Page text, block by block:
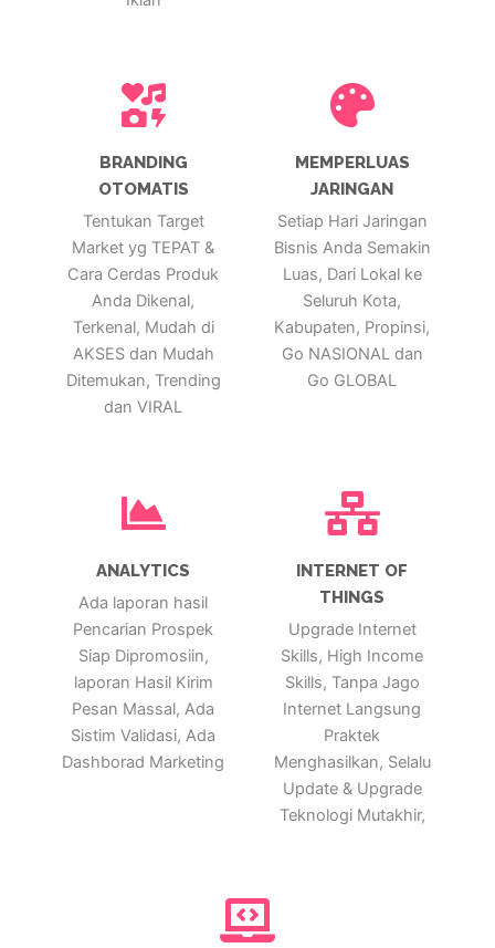
BRANDING
OTOMATIS
Tentukan Target
Market yg TEPAT &
Cara Cerdas Produk
Anda Dikenal,
Terkenal, Mudah di
AKSES dan Mudah
Ditemukan, Trending
dan VIRAL
MEMPERLUAS
JARINGAN
Setiap Hari Jaringan
Bisnis Anda Semakin
Luas, Dari Lokal ke
Seluruh Kota,
Kabupaten, Propinsi,
Go NASIONAL dan
Go GLOBAL
ANALYTICS
Ada laporan hasil
Pencarian Prospek
Siap Dipromosiin,
laporan Hasil Kirim
Pesan Massal, Ada
Sistim Validasi, Ada
Dashborad Marketing
INTERNET OF
THINGS
Upgrade Internet
Skills, High Income
Skills, Tanpa Jago
Internet Langsung
Praktek
Menghasilkan, Selalu
Update & Upgrade
Teknologi Mutakhir,